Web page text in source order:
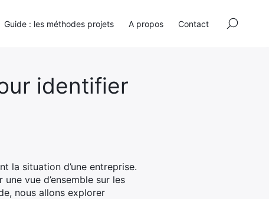
identifier
la situation d’une entreprise.
une vue d’ensemble sur les
nous allons explorer
Guide : les méthodes projets A propos Contact